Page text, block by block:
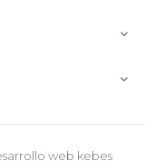


web kebes